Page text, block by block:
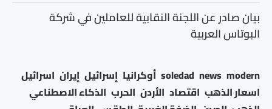
بيان صادر عن اللجنة النقابية للعاملين في شركة
البوتاس العربية
modern
news
soledad أوكرانيا إسرائيل إيران اسرائيل
اسعار الذهب اقتصاد الأردن الحرب الذكاء الاصطناعي